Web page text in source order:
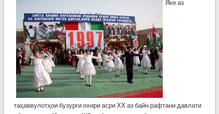
Яке аз
таҳаввулотҳои бузурги охири асри ХХ аз байн рафтани давлати